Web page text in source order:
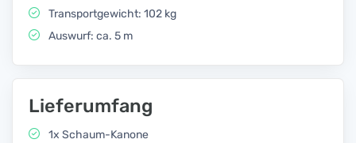
Transportgewicht: 102 kg
Auswurf: ca. 5 m
Lieferumfang
1x Schaum-Kanone